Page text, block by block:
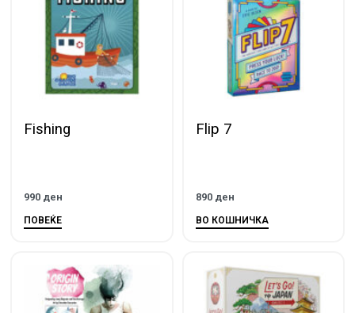
Fishing
990 ден
ПОВЕЌЕ
Flip 7
890 ден
ВО КОШНИЧКА